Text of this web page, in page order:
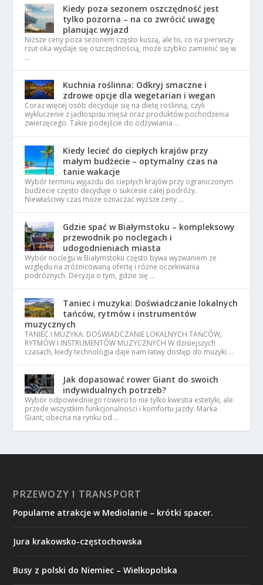
Kiedy poza sezonem oszczędność jest
tylko pozorna – na co zwrócić uwagę
planując wyjazd
Niższe ceny poza sezonem często kuszą, ale to, co na pierwszy
rzut oka wydaje się oszczędnością, może szybko zamienić się w
…
Kuchnia roślinna: Odkryj smaczne i
zdrowe opcje dla wegetarian i wegan
Coraz więcej osób decyduje się na dietę roślinną, czyli
wykluczenie z jadłospisu mięsa oraz produktów pochodzenia
zwierzęcego. Takie podejście do odżywiania …
Kiedy lecieć do ciepłych krajów przy
małym budżecie – optymalny czas na
tanie wakacje
Wybór terminu wyjazdu do ciepłych krajów przy ograniczonym
budżecie często decyduje o sukcesie całej podróży.
Niewłaściwy czas może oznaczać wyższe ceny …
Gdzie spać w Białymstoku – kompleksowy
przewodnik po noclegach i
udogodnieniach miasta
Wybór noclegu w Białymstoku często bywa wyzwaniem ze
względu na zróżnicowaną ofertę i różne oczekiwania
podróżnych. Decyzja o tym, gdzie się …
Taniec i muzyka: Doświadczanie lokalnych
tańców, rytmów i instrumentów
muzycznych
TANIEC I MUZYKA: DOŚWIADCZANIE LOKALNYCH TAŃCÓW,
RYTMÓW I INSTRUMENTÓW MUZYCZNYCH W dzisiejszych
czasach, kiedy technologia daje nam łatwy dostęp do muzyki …
Jak dopasować rower Giant do swoich
indywidualnych potrzeb?
Wybór odpowiedniego roweru to nie tylko kwestia estetyki, ale
przede wszystkim funkcjonalności i komfortu jazdy. Marka
Giant, obecna na rynku od …
PRZEWOZY I TRANSPORT
Popularne atrakcje w Mediolanie – krótki spacer.
Jura krakowsko-częstochowska
Busy z polski do Niemiec – Wielkopolska